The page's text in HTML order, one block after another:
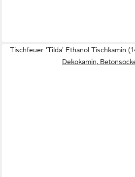
Tischfeuer 'Tilda' Ethanol Tischkamin
Dekokamin,